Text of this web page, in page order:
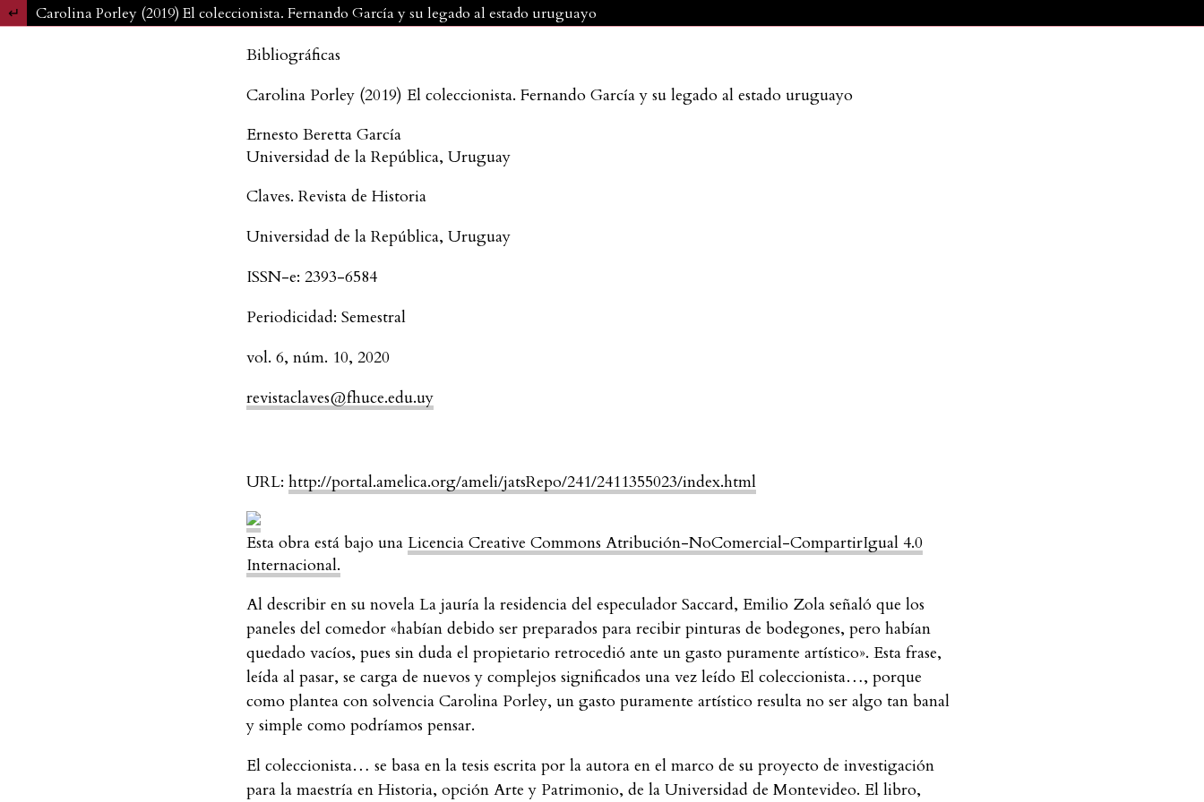
Volver a los detalles del artículo
Carolina Porley (2019) El coleccionista. Fernando García y su legado al estado uruguayo